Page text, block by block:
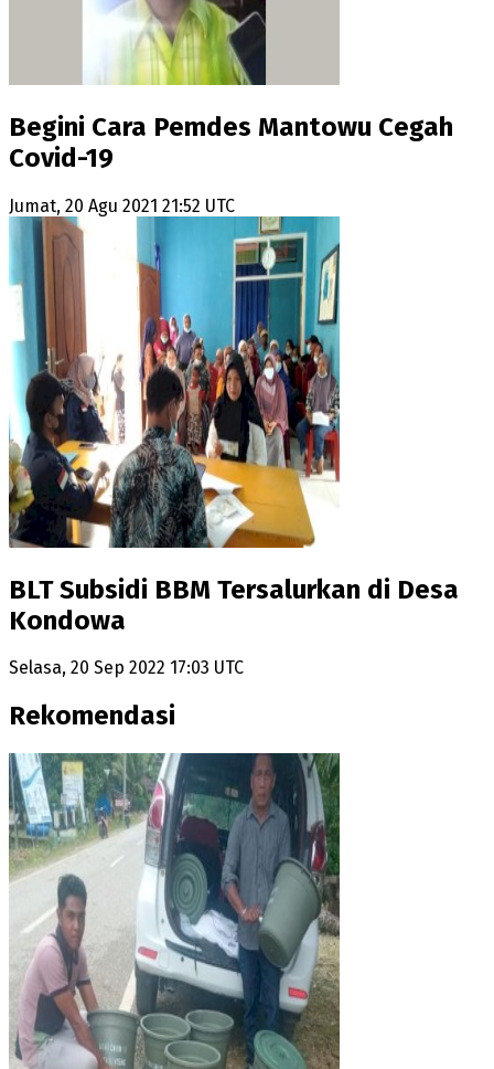
Begini Cara Pemdes Mantowu Cegah
Covid-19
Jumat, 20 Agu 2021 21:52 UTC
BLT Subsidi BBM Tersalurkan di Desa
Kondowa
Selasa, 20 Sep 2022 17:03 UTC
Rekomendasi